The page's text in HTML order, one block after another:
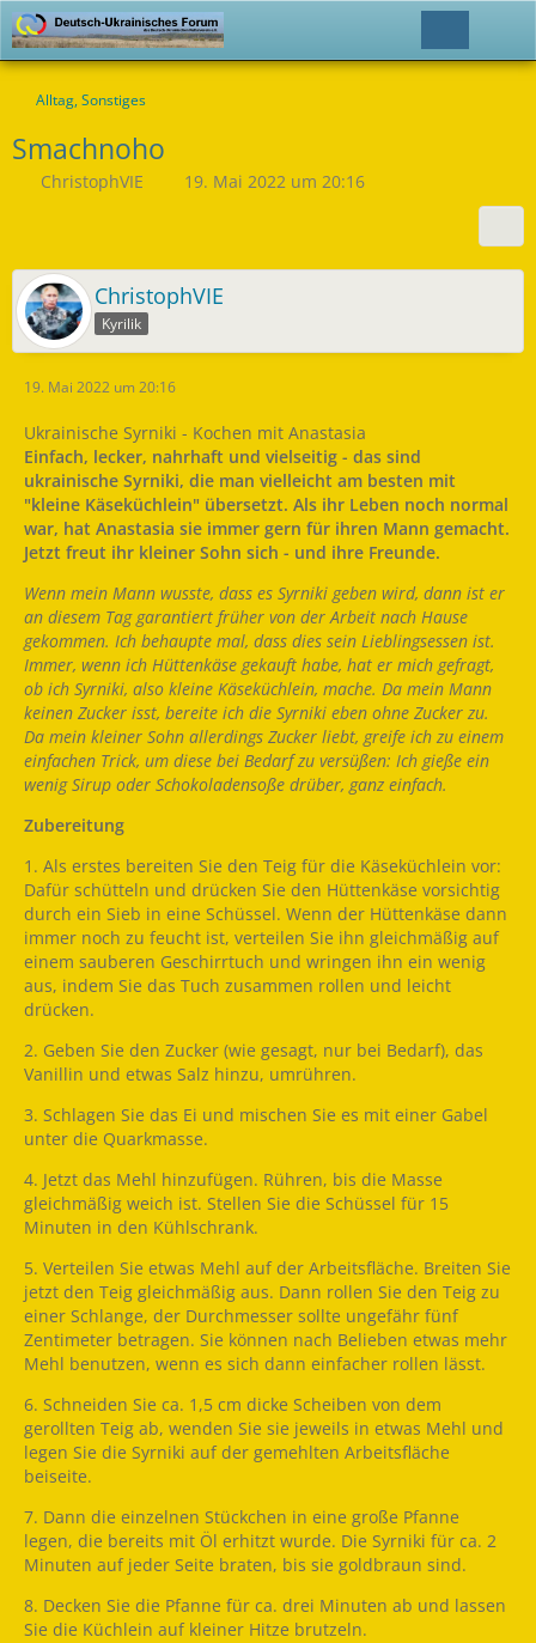
Alltag, Sonstiges
Smachnoho
ChristophVIE 19. Mai 2022 um 20:16
ChristophVIE
Kyrilik
19. Mai 2022 um 20:16
Ukrainische Syrniki - Kochen mit Anastasia
Einfach, lecker, nahrhaft und vielseitig - das sind
ukrainische Syrniki, die man vielleicht am besten mit
"kleine Käseküchlein" übersetzt. Als ihr Leben noch normal
war, hat Anastasia sie immer gern für ihren Mann gemacht.
Jetzt freut ihr kleiner Sohn sich - und ihre Freunde.
Wenn mein Mann wusste, dass es Syrniki geben wird, dann ist er
an diesem Tag garantiert früher von der Arbeit nach Hause
gekommen. Ich behaupte mal, dass dies sein Lieblingsessen ist.
Immer, wenn ich Hüttenkäse gekauft habe, hat er mich gefragt,
ob ich Syrniki, also kleine Käseküchlein, mache. Da mein Mann
keinen Zucker isst, bereite ich die Syrniki eben ohne Zucker zu.
Da mein kleiner Sohn allerdings Zucker liebt, greife ich zu einem
einfachen Trick, um diese bei Bedarf zu versüßen: Ich gieße ein
wenig Sirup oder Schokoladensoße drüber, ganz einfach.
Zubereitung
1. Als erstes bereiten Sie den Teig für die Käseküchlein vor:
Dafür schütteln und drücken Sie den Hüttenkäse vorsichtig
durch ein Sieb in eine Schüssel. Wenn der Hüttenkäse dann
immer noch zu feucht ist, verteilen Sie ihn gleichmäßig auf
einem sauberen Geschirrtuch und wringen ihn ein wenig
aus, indem Sie das Tuch zusammen rollen und leicht
drücken.
2. Geben Sie den Zucker (wie gesagt, nur bei Bedarf), das
Vanillin und etwas Salz hinzu, umrühren.
3. Schlagen Sie das Ei und mischen Sie es mit einer Gabel
unter die Quarkmasse.
4. Jetzt das Mehl hinzufügen. Rühren, bis die Masse
gleichmäßig weich ist. Stellen Sie die Schüssel für 15
Minuten in den Kühlschrank.
5. Verteilen Sie etwas Mehl auf der Arbeitsfläche. Breiten Sie
jetzt den Teig gleichmäßig aus. Dann rollen Sie den Teig zu
einer Schlange, der Durchmesser sollte ungefähr fünf
Zentimeter betragen. Sie können nach Belieben etwas mehr
Mehl benutzen, wenn es sich dann einfacher rollen lässt.
6. Schneiden Sie ca. 1,5 cm dicke Scheiben von dem
gerollten Teig ab, wenden Sie sie jeweils in etwas Mehl und
legen Sie die Syrniki auf der gemehlten Arbeitsfläche
beiseite.
7. Dann die einzelnen Stückchen in eine große Pfanne
legen, die bereits mit Öl erhitzt wurde. Die Syrniki für ca. 2
Minuten auf jeder Seite braten, bis sie goldbraun sind.
8. Decken Sie die Pfanne für ca. drei Minuten ab und lassen
Sie die Küchlein auf kleiner Hitze brutzeln.